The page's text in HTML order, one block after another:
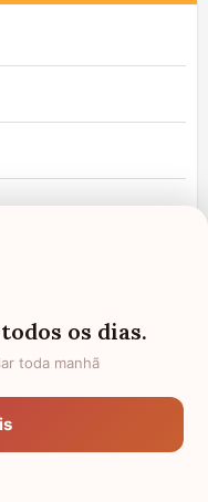
os dias.
toda manhã